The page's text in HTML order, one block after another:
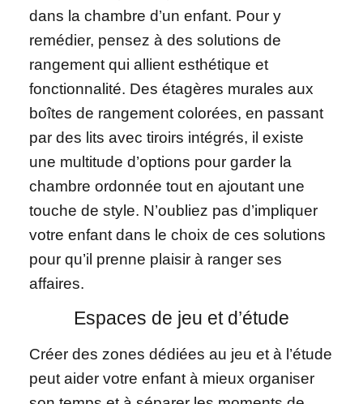
dans la chambre d’un enfant. Pour y
remédier, pensez à des solutions de
rangement qui allient esthétique et
fonctionnalité. Des étagères murales aux
boîtes de rangement colorées, en passant
par des lits avec tiroirs intégrés, il existe
une multitude d’options pour garder la
chambre ordonnée tout en ajoutant une
touche de style. N’oubliez pas d’impliquer
votre enfant dans le choix de ces solutions
pour qu’il prenne plaisir à ranger ses
affaires.
Espaces de jeu et d’étude
Créer des zones dédiées au jeu et à l’étude
peut aider votre enfant à mieux organiser